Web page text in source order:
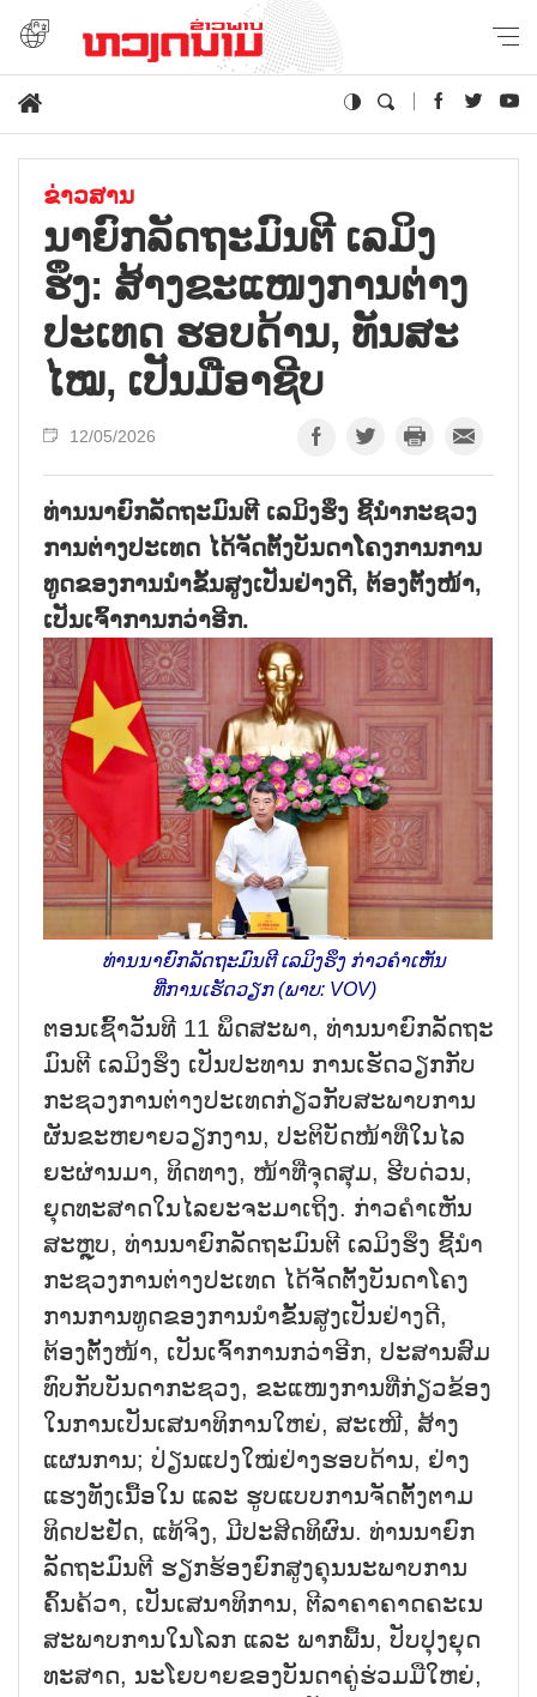
ຂ່າວສານ
ນາ​ຍົກ​ລັດ​ຖະ​ມົນ​ຕີ ເລ​ມິງ​
ຮຶງ: ສ້າງ​ຂະ​ແໜງ​ການ​ຕ່າງ​
ປະ​ເທດ ຮອບ​ດ້ານ, ທັນ​ສະ​
ໄໝ, ເປັນ​ມື​ອາ​ຊີບ
12/05/2026
ທ່ານ​ນາ​ຍົກ​ລັດ​ຖະ​ມົນ​ຕີ ເລ​ມິງ​ຮຶງ ຊີ້​ນຳ​ກະ​ຊວງ​
ການ​ຕ່າງ​ປະ​ເທດ ໄດ້​ຈັດ​ຕັ້ງ​ບັນ​ດາ​ໂຄງ​ການ​ການ​
ທູດ​ຂອງ​ການ​ນຳ​ຂັ້ນ​ສູງ​ເປັນ​ຢ່າງ​ດີ, ຕ້ອງ​ຕັ້ງ​ໜ້າ​,
ເປັນ​ເຈົ້າ​ການກວ່າ​ອີກ.
ທ່ານ​ນາ​ຍົກ​ລັດ​ຖະ​ມົນ​ຕີ ເລ​ມິງ​ຮຶງ​ ກ່າວ​ຄຳ​ເຫັນ​
ທີ່ກ​ານ​ເຮັດ​ວຽກ (ພາບ: VOV)
ຕອນ​ເຊົ້າ​ວັນ​ທີ 11 ພຶດ​ສະ​ພາ, ທ່ານ​ນາ​ຍົກ​ລັດ​ຖະ​
ມົນ​ຕີ ເລ​ມິງ​ຮຶງ ເປັນ​ປະ​ທານ ​ການ​ເຮັດ​ວຽກ​ກັບ​
ກະ​ຊວງ​ການ​ຕ່າງ​ປະ​ເທດ​ກ່ຽວ​ກັບ​ສະ​ພາບ​ການ​
ຜັນ​ຂະ​ຫຍາຍ​ວຽກ​ງານ, ປະ​ຕິ​ບັດ​ໜ້າ​ທີ່​ໃນ​ໄລ​
ຍະ​ຜ່ານ​ມາ, ທິດ​ທາງ, ໜ້າ​ທີ່​ຈຸດ​ສຸມ, ຮີບ​ດ່ວນ,
ຍຸດ​ທະ​ສາດ​ໃນ​ໄລ​ຍະ​ຈະ​ມາ​ເຖິງ. ກ່າວ​ຄຳ​ເຫັນ​
ສະຫຼຸບ, ທ່ານ​ນາ​ຍົກ​ລັດ​ຖະ​ມົນ​ຕີ ເລ​ມິງ​ຮຶງ ຊີ້​ນຳ​
ກະ​ຊວງ​ການ​ຕ່າງ​ປະ​ເທດ ໄດ້​ຈັດ​ຕັ້ງ​ບັນ​ດາ​ໂຄງ​
ການ​ການ​ທູດ​ຂອງ​ການ​ນຳ​ຂັ້ນ​ສູງ​ເປັນ​ຢ່າງ​ດີ,
ຕ້ອງ​ຕັ້ງ​ໜ້າ​, ເປັນ​ເຈົ້າ​ການກວ່າ​ອີກ, ປະ​ສານ​ສົມ​
ທົບ​ກັບ​ບັນ​ດາ​ກະ​ຊວງ, ຂະ​ແໜງ​ການ​ທີ່​ກ່ຽວ​ຂ້ອງ​
ໃນ​ການ​ເປັນ​ເສ​ນາ​ທິ​ການ​ໃຫຍ່, ສະ​ເໜີ, ສ້າງ​
ແຜນ​ການ; ປ່ຽນ​ແປງ​ໃໝ່​ຢ່າງ​ຮອບ​ດ້ານ, ຢ່າງ​
ແຮງ​​ທັງ​ເນື້ອ​ໃນ ແລະ ຮູບ​ແບບ​ການ​ຈັດ​ຕັ້ງ​ຕາມ​
ທິດ​ປະ​ຢັດ, ແທ້​ຈິງ, ມີ​ປະ​ສິດ​ທິ​ຜົນ. ທ່ານ​ນາ​ຍົກ​
ລັດ​ຖະ​ມົນ​ຕີ ຮຽກ​ຮ້ອງ​ຍົກ​ສູງ​ຄຸນ​ນະ​ພາບ​ການ​
ຄົ້ນ​ຄ້​ວາ, ເປັນ​ເສ​ນາ​ທິ​ການ, ຕີ​ລາ​ຄາ​ຄາດ​ຄະ​ເນ​
ສະ​ພາບ​ການ​ໃນ​ໂລກ ແລະ ພາ​ກ​ພື້ນ, ປັບ​ປຸງ​ຍຸດ​
ທະ​ສາດ, ນະ​ໂຍ​ບາຍ​ຂອງ​ບັນ​ດາ​ຄູ່​ຮ່ວມ​ມືໃຫຍ່,